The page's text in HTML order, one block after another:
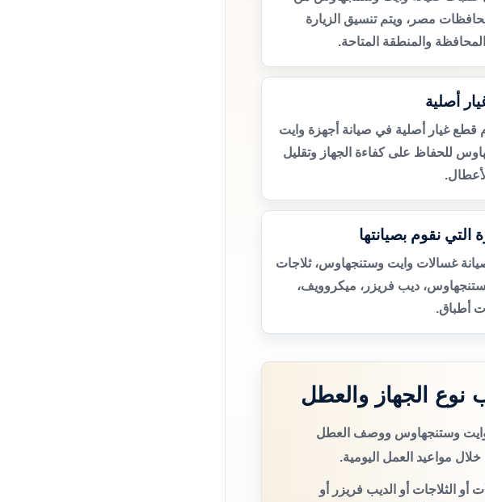
مصر، ويتم تنسيق الزيارة
والمنطقة المتاحة.
أصلية
قطع غيار أصلية في صيانة أجهزة وايت
للحفاظ على كفاءة الجهاز وتقليل
التي نقوم بصيانتها
غسالات وايت وستنجهاوس، ثلاجات
ديب فريزر، ميكروويف،
أطباق.
الجهاز والعطل
وايت وستنجهاوس ووصف العطل
مواعيد العمل اليومية.
الثلاجات أو الديب فريزر أو